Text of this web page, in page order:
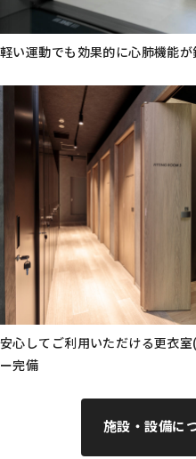
軽い運動でも効果的に心肺機能
安心してご利用いただける更衣
ー完備
施設・設備に